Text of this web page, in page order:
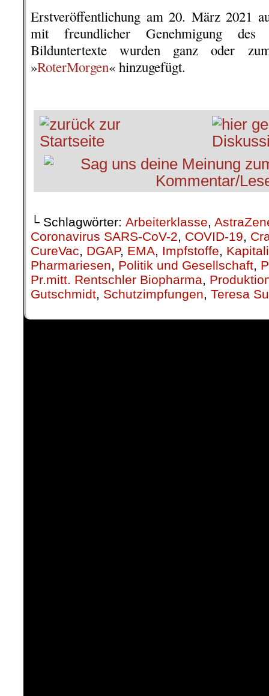
Erstveröffentlichung am 20. März 2021
mit freundlicher Genehmigung des
Bilduntertexte wurden ganz oder
»RoterMorgen« hinzugefügt.
└ Schlagwörter: Arbeiterklasse,
Coronavirus SARS-CoV-2, COVID-19,
CureVac, DGAP, EMA, Impfstoffe,
Pharmariesen, Politik und Gesellschaft,
Pr.mitt. Rentschler Biopharma,
Gutschmidt, Schutzimpfungen, Teresa